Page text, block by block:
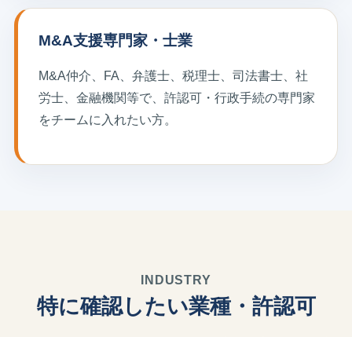
M&A支援専門家・士業
M&A仲介、FA、弁護士、税理士、司法書士、社
労士、金融機関等で、許認可・行政手続の専門家
をチームに入れたい方。
INDUSTRY
特に確認したい業種・許認可